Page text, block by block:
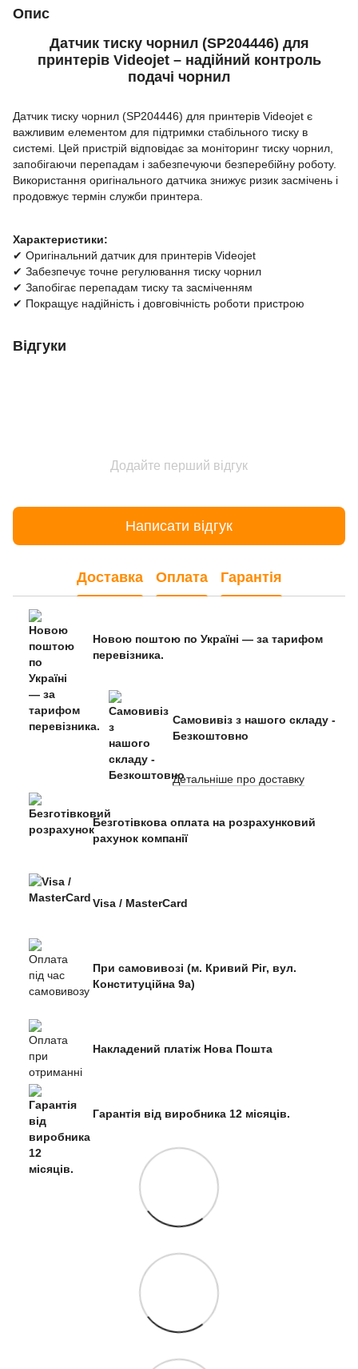
Опис
Датчик тиску чорнил (SP204446) для
принтерів Videojet – надійний контроль
подачі чорнил
Датчик тиску чорнил (SP204446) для принтерів Videojet є
важливим елементом для підтримки стабільного тиску в
системі. Цей пристрій відповідає за моніторинг тиску чорнил,
запобігаючи перепадам і забезпечуючи безперебійну роботу.
Використання оригінального датчика знижує ризик засмічень і
продовжує термін служби принтера.
Характеристики:
✔ Оригінальний датчик для принтерів Videojet
✔ Забезпечує точне регулювання тиску чорнил
✔ Запобігає перепадам тиску та засміченням
✔ Покращує надійність і довговічність роботи пристрою
Відгуки
Додайте перший відгук
Написати відгук
Доставка Оплата Гарантія
Новою поштою по Україні — за тарифом
перевізника.
Самовивіз з нашого складу -
Безкоштовно
Детальніше про доставку
Безготівкова оплата на розрахунковий
рахунок компанії
Visa / MasterCard
При самовивозі (м. Кривий Ріг, вул.
Конституційна 9а)
Накладений платіж Нова Пошта
Гарантія від виробника 12 місяців.